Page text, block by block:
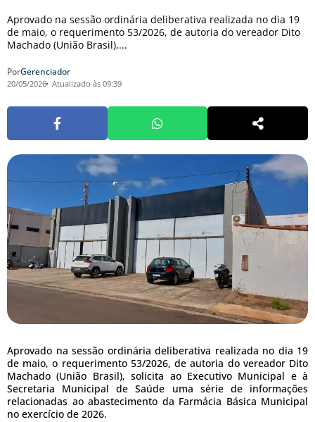
Aprovado na sessão ordinária deliberativa realizada no dia 19
de maio, o requerimento 53/2026, de autoria do vereador Dito
Machado (União Brasil),...
PorGerenciador
20/05/2026 Atualizado às 09:39
Aprovado na sessão ordinária deliberativa realizada no dia 19
de maio, o requerimento 53/2026, de autoria do vereador Dito
Machado (União Brasil), solicita ao Executivo Municipal e à
Secretaria Municipal de Saúde uma série de informações
relacionadas ao abastecimento da Farmácia Básica Municipal
no exercício de 2026.